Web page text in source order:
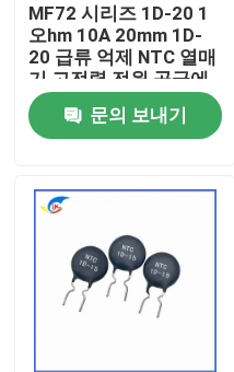
비디오
우리 에 관한 것
MF72 시리즈 1D-20 1
오hm 10A 20mm 1D-
20 급류 억제 NTC 열매
기 고전력 전원 공급에
적합
문의 보내기